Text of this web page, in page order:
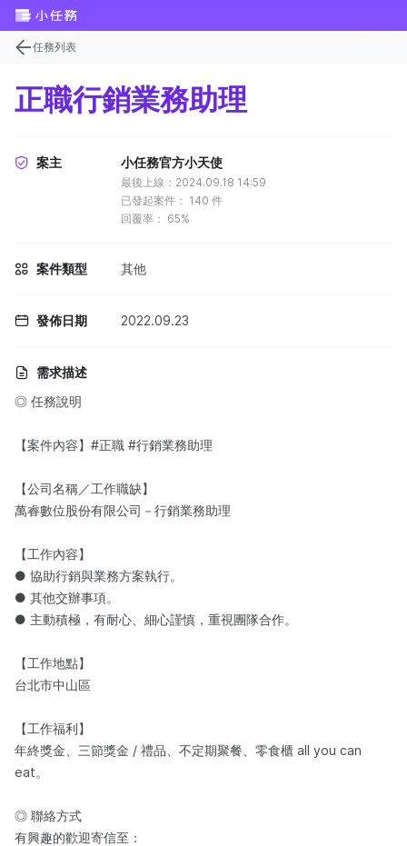
任務列表
正職行銷業務助理
案主 小任務官方小天使
最後上線：2024.09.18 14:59
已發起案件： 140 件
回覆率： 65%
案件類型 其他
發佈日期 2022.09.23
需求描述
◎ 任務說明
【案件內容】#正職 #行銷業務助理
【公司名稱／工作職缺】
萬睿數位股份有限公司－行銷業務助理
【工作內容】
● 協助行銷與業務方案執行。
● 其他交辦事項。
● 主動積極，有耐心、細心謹慎，重視團隊合作。
【工作地點】
台北市中山區
【工作福利】
年終獎金、三節獎金 / 禮品、不定期聚餐、零食櫃 all you can
eat。
◎ 聯絡方式
有興趣的歡迎寄信至：